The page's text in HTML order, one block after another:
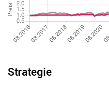
Strategie